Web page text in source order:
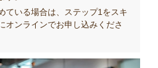
ェブフォームからお問合せくださ
す。